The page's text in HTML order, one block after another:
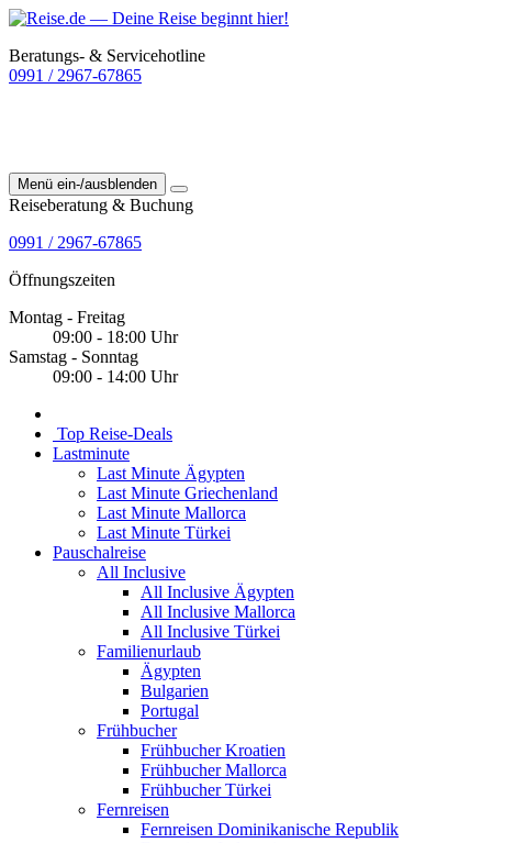
Beratungs- & Servicehotline
0991 / 2967-67865
Menü ein-/ausblenden
Reiseberatung & Buchung
0991 / 2967-67865
Öffnungszeiten
Montag - Freitag
09:00 - 18:00 Uhr
Samstag - Sonntag
09:00 - 14:00 Uhr
Top Reise-Deals
Lastminute
Last Minute Ägypten
Last Minute Griechenland
Last Minute Mallorca
Last Minute Türkei
Pauschalreise
All Inclusive
All Inclusive Ägypten
All Inclusive Mallorca
All Inclusive Türkei
Familienurlaub
Ägypten
Bulgarien
Portugal
Frühbucher
Frühbucher Kroatien
Frühbucher Mallorca
Frühbucher Türkei
Fernreisen
Fernreisen Dominikanische Republik